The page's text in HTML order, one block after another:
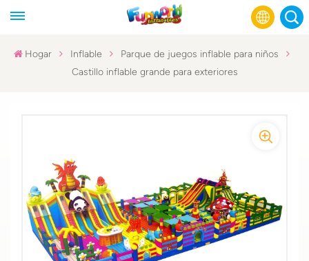
Español
عربي
Hogar Inflable
Parque de juegos inflable para niños
Castillo inflable grande para exteriores